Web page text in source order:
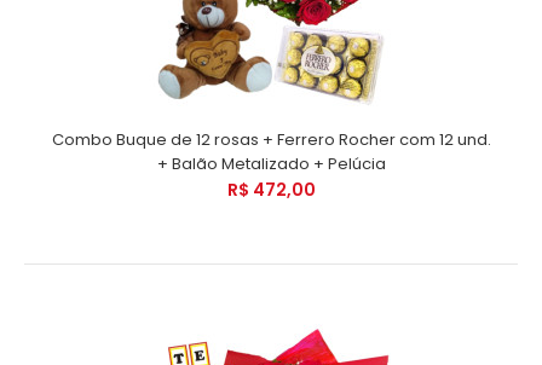
Combo Buque de 12 rosas + Ferrero Rocher com 12 und.
+ Balão Metalizado + Pelúcia
R$ 472,00